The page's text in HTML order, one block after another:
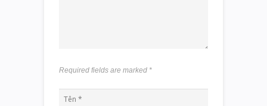
Required fields are marked *